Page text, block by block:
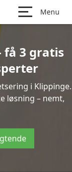
Menu
få 3 gratis
i Klippinge.
løsning – nemt,